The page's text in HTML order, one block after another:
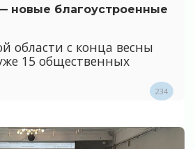
новые благоустроенные
области с конца весны
15 общественных
234